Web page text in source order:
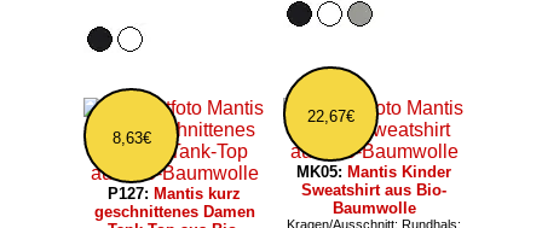
8,63€
P127: Mantis kurz
geschnittenes Damen
22,67€
MK05: Mantis Kinder
Sweatshirt aus Bio-
Baumwolle
Kragen/Ausschnitt: Rundhals;